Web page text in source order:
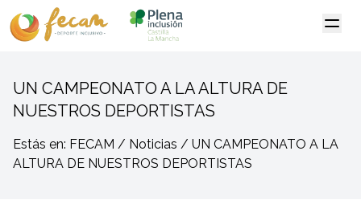
UN CAMPEONATO A LA ALTURA DE
NUESTROS DEPORTISTAS
Estás en: FECAM / Noticias / UN CAMPEONATO A LA
ALTURA DE NUESTROS DEPORTISTAS